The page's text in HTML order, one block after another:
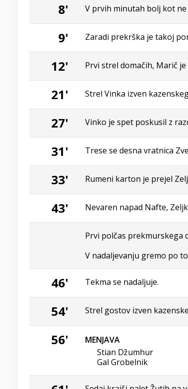
8' V prvih minutah bolj kot
9' Zaradi prekrška je takoj
12' Prvi strel domačih, Marič
21' Strel Vinka izven
27' Vinko je spet poskusil z
31' Trese se desna vratnica
33' Rumeni karton je prejel
43' Nevaren napad Nafte,
Prvi polčas prekmurskega
V nadaljevanju gremo po
46' Tekma se nadaljuje.
54' Strel gostov izven
56'
MENJAVA
Stian Džumhur
Gal Grobelnik